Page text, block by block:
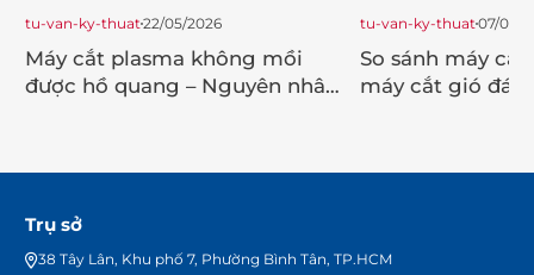
tu-van-ky-thuat22/05/2026
Máy cắt plasma không mồi
được hồ quang – Nguyên nhân
tu-van-ky-thuat07/04/
So sánh máy cắt
máy cắt gió đá
Trụ sở
38 Tây Lân, Khu phố 7, Phường Bình Tân, TP.HCM